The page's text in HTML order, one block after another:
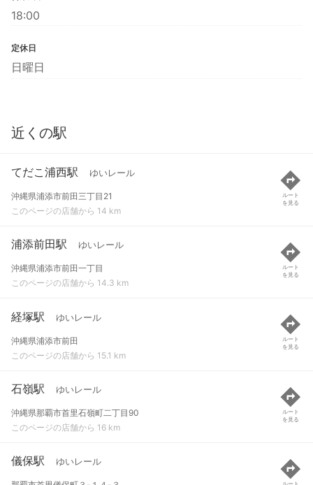
18:00
定休日
日曜日
近くの駅
てだこ浦西駅 ゆいレール
沖縄県浦添市前田三丁目21
このページの店舗から 14 km
ルート
を見る
浦添前田駅 ゆいレール
沖縄県浦添市前田一丁目
このページの店舗から 14.3 km
ルート
を見る
経塚駅 ゆいレール
沖縄県浦添市前田
このページの店舗から 15.1 km
ルート
を見る
石嶺駅 ゆいレール
沖縄県那覇市首里石嶺町二丁目90
このページの店舗から 16 km
ルート
を見る
儀保駅 ゆいレール